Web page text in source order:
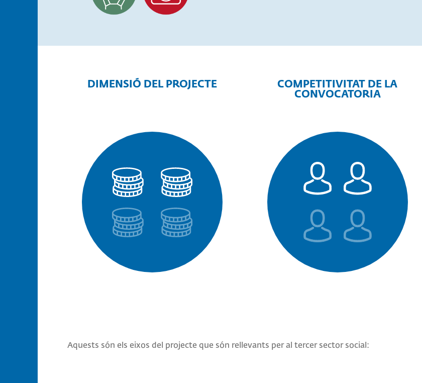
DIMENSIÓ DEL PROJECTE
COMPETITIVITAT DE LA
CONVOCATORIA
Aquests són els eixos del projecte que són rellevants per al tercer sector social: